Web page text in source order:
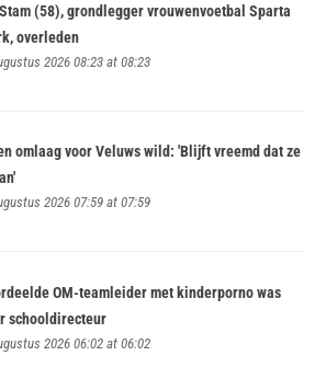
(58), grondlegger vrouwenvoetbal Sparta
overleden
2026 08:23 at 08:23
omlaag voor Veluws wild: 'Blijft vreemd dat ze
2026 07:59 at 07:59
OM-teamleider met kinderporno was
schooldirecteur
2026 06:02 at 06:02